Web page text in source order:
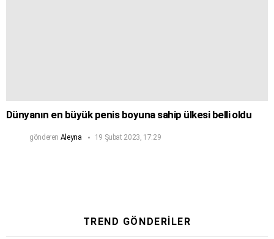
Dünyanın en büyük penis boyuna sahip ülkesi belli oldu
gönderen Aleyna 19 Şubat 2023, 17:29
TREND GÖNDERILER